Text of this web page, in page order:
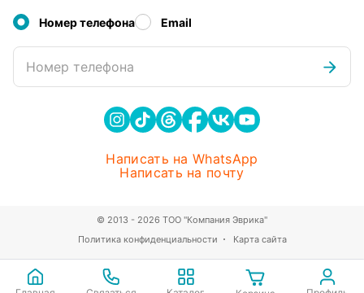
Номер телефона Email
Номер телефона
Написать на WhatsApp
Написать на почту
Политика конфиденциальности Карта сайта
© 2013 - 2026 ТОО "Компания Эврика"